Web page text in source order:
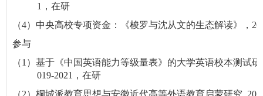
1 ，在研
（4）中央高校专项资金：《梭罗与沈从文的生态解读》，
参与
（1）基于《中国英语能力等级量表》的大学英语校本测试
019-2021 ，在研